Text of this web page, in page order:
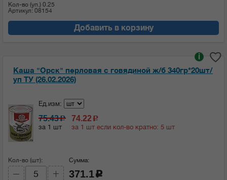
Кол-во (уп.) 0.25
Артикул: 08154
Добавить в корзину
Каша "Орск" перловая с говядиной ж/б 340гр*20шт/
уп ТУ (26.02.2026)
i
Ед.изм:
75.43c
за 1 шт
74.22 c
за 1 шт если кол-во кратно: 5 шт
Кол-во (шт): Сумма:
371.1 c